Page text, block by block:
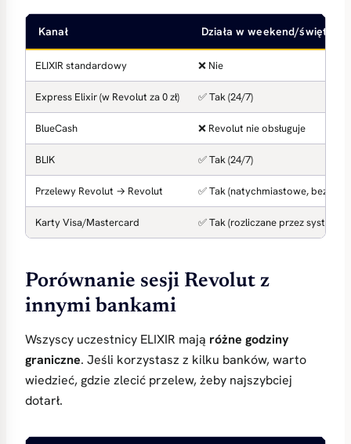
Kanał Działa w weekend/święta?
ELIXIR standardowy ❌ Nie
Express Elixir (w Revolut za 0 zł) ✅ Tak (24/7)
BlueCash ❌ Revolut nie obsługuje
BLIK ✅ Tak (24/7)
Przelewy Revolut → Revolut ✅ Tak (natychmiastowe, bez sesji)
Karty Visa/Mastercard ✅ Tak (rozliczane przez systemy
Porównanie sesji Revolut z
innymi bankami
Wszyscy uczestnicy ELIXIR mają różne godziny
graniczne. Jeśli korzystasz z kilku banków, warto
wiedzieć, gdzie zlecić przelew, żeby najszybciej
dotarł.